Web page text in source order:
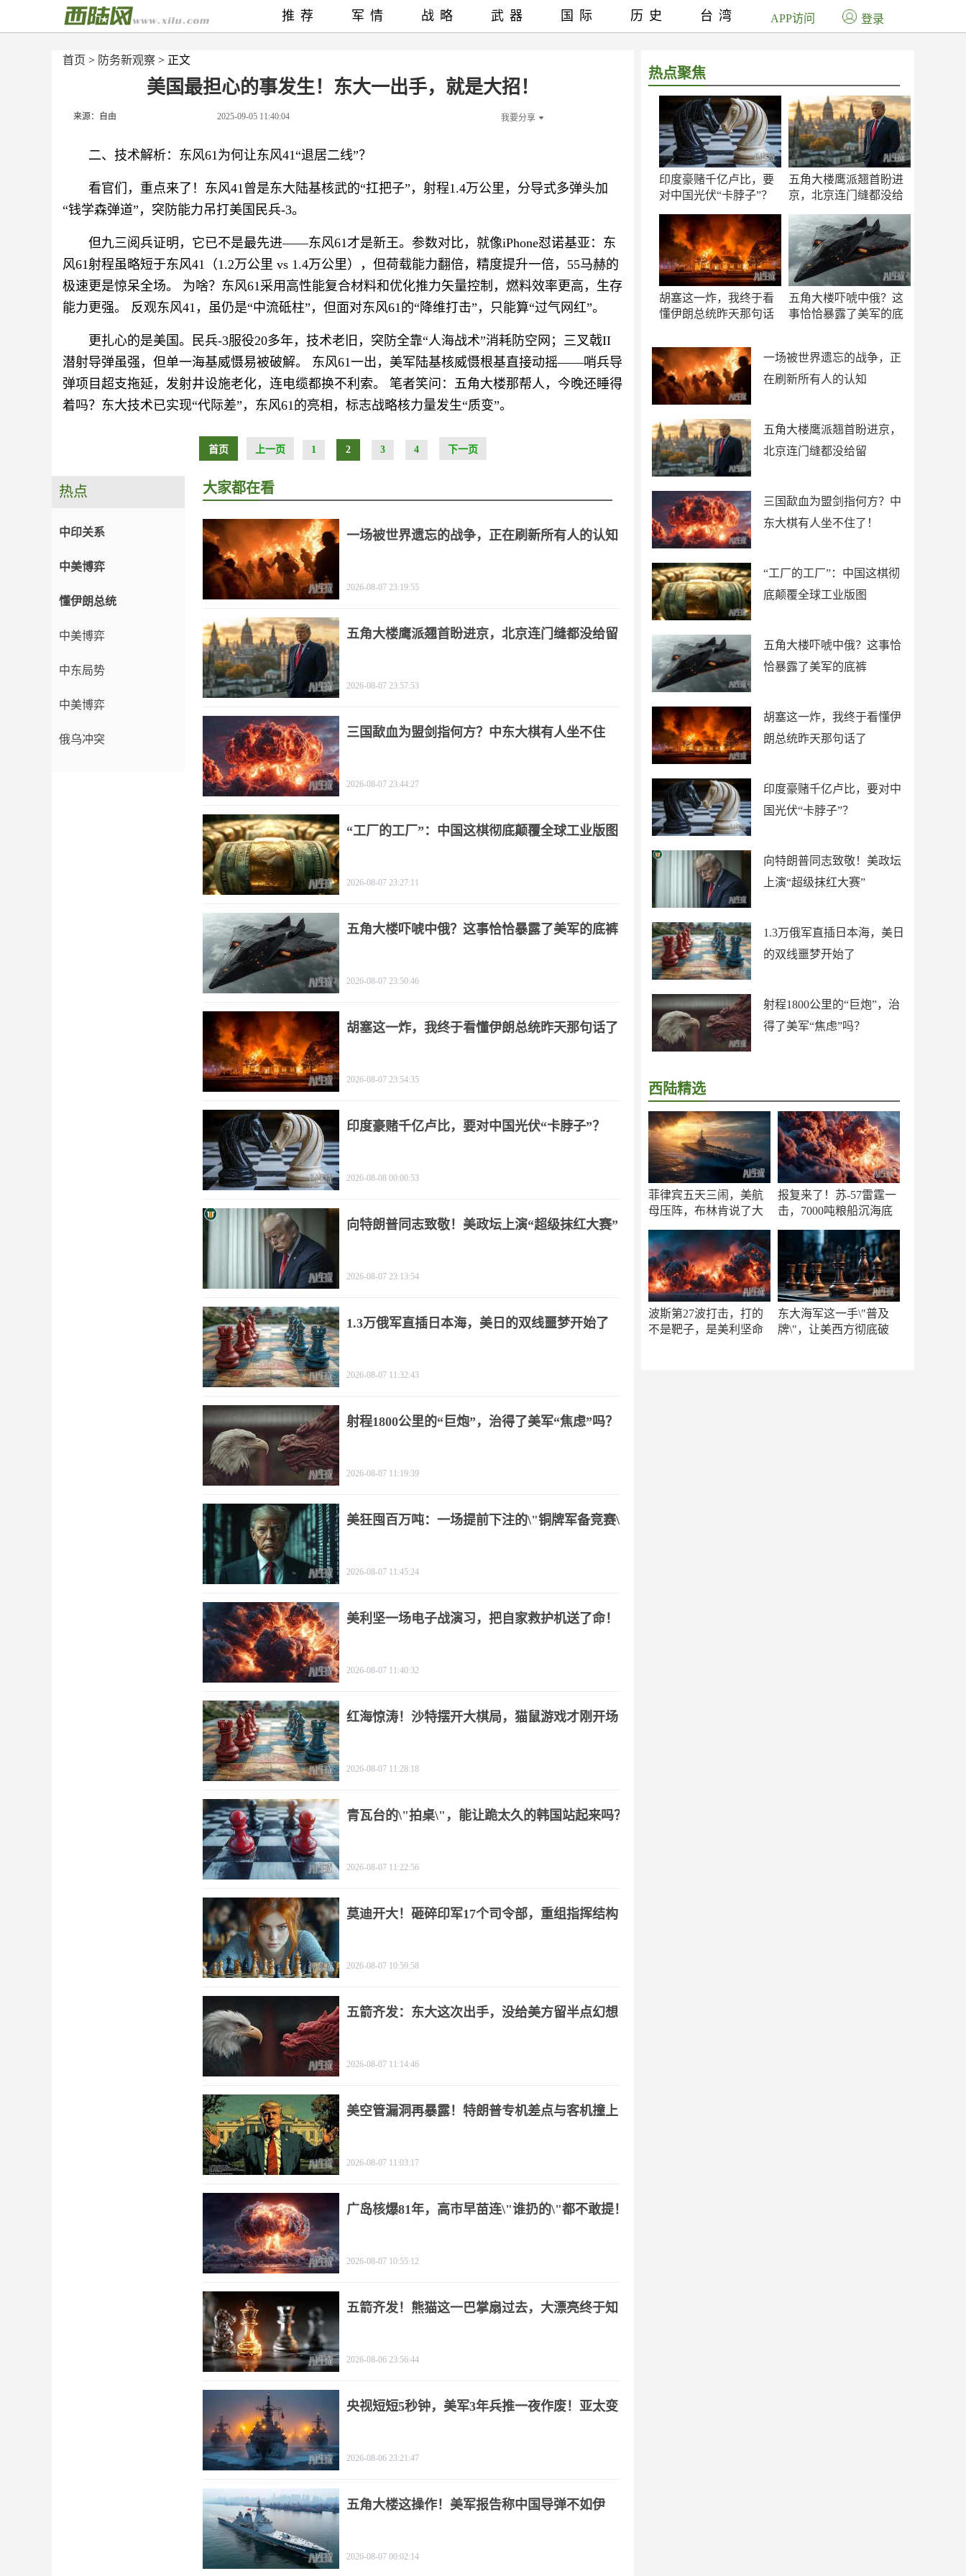
首页 > 防务新观察 > 正文
美国最担心的事发生！东大一出手，就是大招！
来源：自由 2025-09-05 11:40:04 我要分享
二、技术解析：东风61为何让东风41“退居二线”？
看官们，重点来了！东风41曾是东大陆基核武的“扛把子”，射程1.4万公里，分导式多弹头加
“钱学森弹道”，突防能力吊打美国民兵-3。
但九三阅兵证明，它已不是最先进——东风61才是新王。参数对比，就像iPhone怼诺基亚：东
风61射程虽略短于东风41（1.2万公里 vs 1.4万公里），但荷载能力翻倍，精度提升一倍，55马赫的
极速更是惊呆全场。 为啥？东风61采用高性能复合材料和优化推力矢量控制，燃料效率更高，生存
能力更强。 反观东风41，虽仍是“中流砥柱”，但面对东风61的“降维打击”，只能算“过气网红”。
更扎心的是美国。民兵-3服役20多年，技术老旧，突防全靠“人海战术”消耗防空网；三叉戟II
潜射导弹虽强，但单一海基威慑易被破解。 东风61一出，美军陆基核威慑根基直接动摇——哨兵导
弹项目超支拖延，发射井设施老化，连电缆都换不利索。 笔者笑问：五角大楼那帮人，今晚还睡得
着吗？东大技术已实现“代际差”，东风61的亮相，标志战略核力量发生“质变”。
首页 上一页 1 2 3 4 下一页
热点聚焦
印度豪赌千亿卢比，要
对中国光伏“卡脖子”？
五角大楼鹰派翘首盼进
京，北京连门缝都没给
胡塞这一炸，我终于看
懂伊朗总统昨天那句话
五角大楼吓唬中俄？这
事恰恰暴露了美军的底
一场被世界遗忘的战争，正
在刷新所有人的认知
五角大楼鹰派翘首盼进京，
北京连门缝都没给留
三国歃血为盟剑指何方？中
东大棋有人坐不住了！
“工厂的工厂”：中国这棋彻
底颠覆全球工业版图
五角大楼吓唬中俄？这事恰
恰暴露了美军的底裤
胡塞这一炸，我终于看懂伊
朗总统昨天那句话了
印度豪赌千亿卢比，要对中
国光伏“卡脖子”？
向特朗普同志致敬！美政坛
上演“超级抹红大赛”
1.3万俄军直插日本海，美日
的双线噩梦开始了
射程1800公里的“巨炮”，治
得了美军“焦虑”吗？
西陆精选
菲律宾五天三闹，美航
母压阵，布林肯说了大
报复来了！苏-57雷霆一
击，7000吨粮船沉海底
波斯第27波打击，打的
不是靶子，是美利坚命
东大海军这一手\"普及
牌\"，让美西方彻底破
推荐 军情 战略 武器 国际 历史 台湾 APP访问 登录
热点
中印关系
中美博弈
懂伊朗总统
中美博弈
中东局势
中美博弈
俄乌冲突
大家都在看
一场被世界遗忘的战争，正在刷新所有人的认知
2026-08-07 23:19:55
五角大楼鹰派翘首盼进京，北京连门缝都没给留
2026-08-07 23:57:53
三国歃血为盟剑指何方？中东大棋有人坐不住
2026-08-07 23:44:27
“工厂的工厂”：中国这棋彻底颠覆全球工业版图
2026-08-07 23:27:11
五角大楼吓唬中俄？这事恰恰暴露了美军的底裤
2026-08-07 23:50:46
胡塞这一炸，我终于看懂伊朗总统昨天那句话了
2026-08-07 23:54:35
印度豪赌千亿卢比，要对中国光伏“卡脖子”？
2026-08-08 00:00:53
向特朗普同志致敬！美政坛上演“超级抹红大赛”
2026-08-07 23:13:54
1.3万俄军直插日本海，美日的双线噩梦开始了
2026-08-07 11:32:43
射程1800公里的“巨炮”，治得了美军“焦虑”吗？
2026-08-07 11:19:39
美狂囤百万吨：一场提前下注的\"铜牌军备竞赛\"
2026-08-07 11:45:24
美利坚一场电子战演习，把自家救护机送了命！
2026-08-07 11:40:32
红海惊涛！沙特摆开大棋局，猫鼠游戏才刚开场
2026-08-07 11:28:18
青瓦台的\"拍桌\"，能让跪太久的韩国站起来吗？
2026-08-07 11:22:56
莫迪开大！砸碎印军17个司令部，重组指挥结构
2026-08-07 10:59:58
五箭齐发：东大这次出手，没给美方留半点幻想
2026-08-07 11:14:46
美空管漏洞再暴露！特朗普专机差点与客机撞上
2026-08-07 11:03:17
广岛核爆81年，高市早苗连\"谁扔的\"都不敢提！
2026-08-07 10:55:12
五箭齐发！熊猫这一巴掌扇过去，大漂亮终于知
2026-08-06 23:56:44
央视短短5秒钟，美军3年兵推一夜作废！亚太变
2026-08-06 23:21:47
五角大楼这操作！美军报告称中国导弹不如伊
2026-08-07 00:02:14